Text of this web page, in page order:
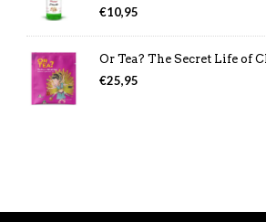
€10,95
Or Tea? The Secret Life of
€25,95